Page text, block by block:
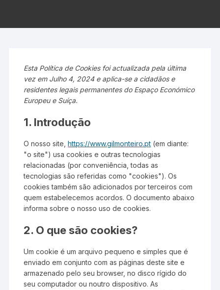
Esta Política de Cookies foi actualizada pela última
vez em Julho 4, 2024 e aplica-se a cidadãos e
residentes legais permanentes do Espaço Económico
Europeu e Suíça.
1. Introdução
O nosso site,https://www.gilmonteiro.pt (em diante:
"o site") usa cookies e outras tecnologias
relacionadas (por conveniência, todas as
tecnologias são referidas como "cookies"). Os
cookies também são adicionados por terceiros com
quem estabelecemos acordos. O documento abaixo
informa sobre o nosso uso de cookies.
2. O que são cookies?
Um cookie é um arquivo pequeno e simples que é
enviado em conjunto com as páginas deste site e
armazenado pelo seu browser, no disco rígido do
seu computador ou noutro dispositivo. As